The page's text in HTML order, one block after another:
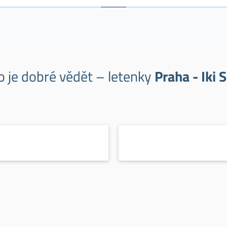
je dobré vědět – letenky Praha - Iki